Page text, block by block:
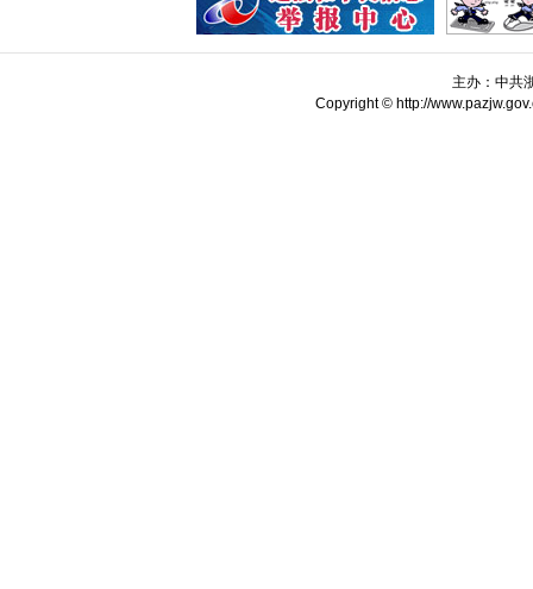
主办：中共
Copyright © http://